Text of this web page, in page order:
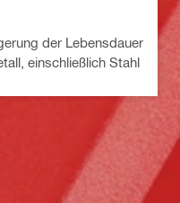
der Lebensdauer
einschließlich Stahl